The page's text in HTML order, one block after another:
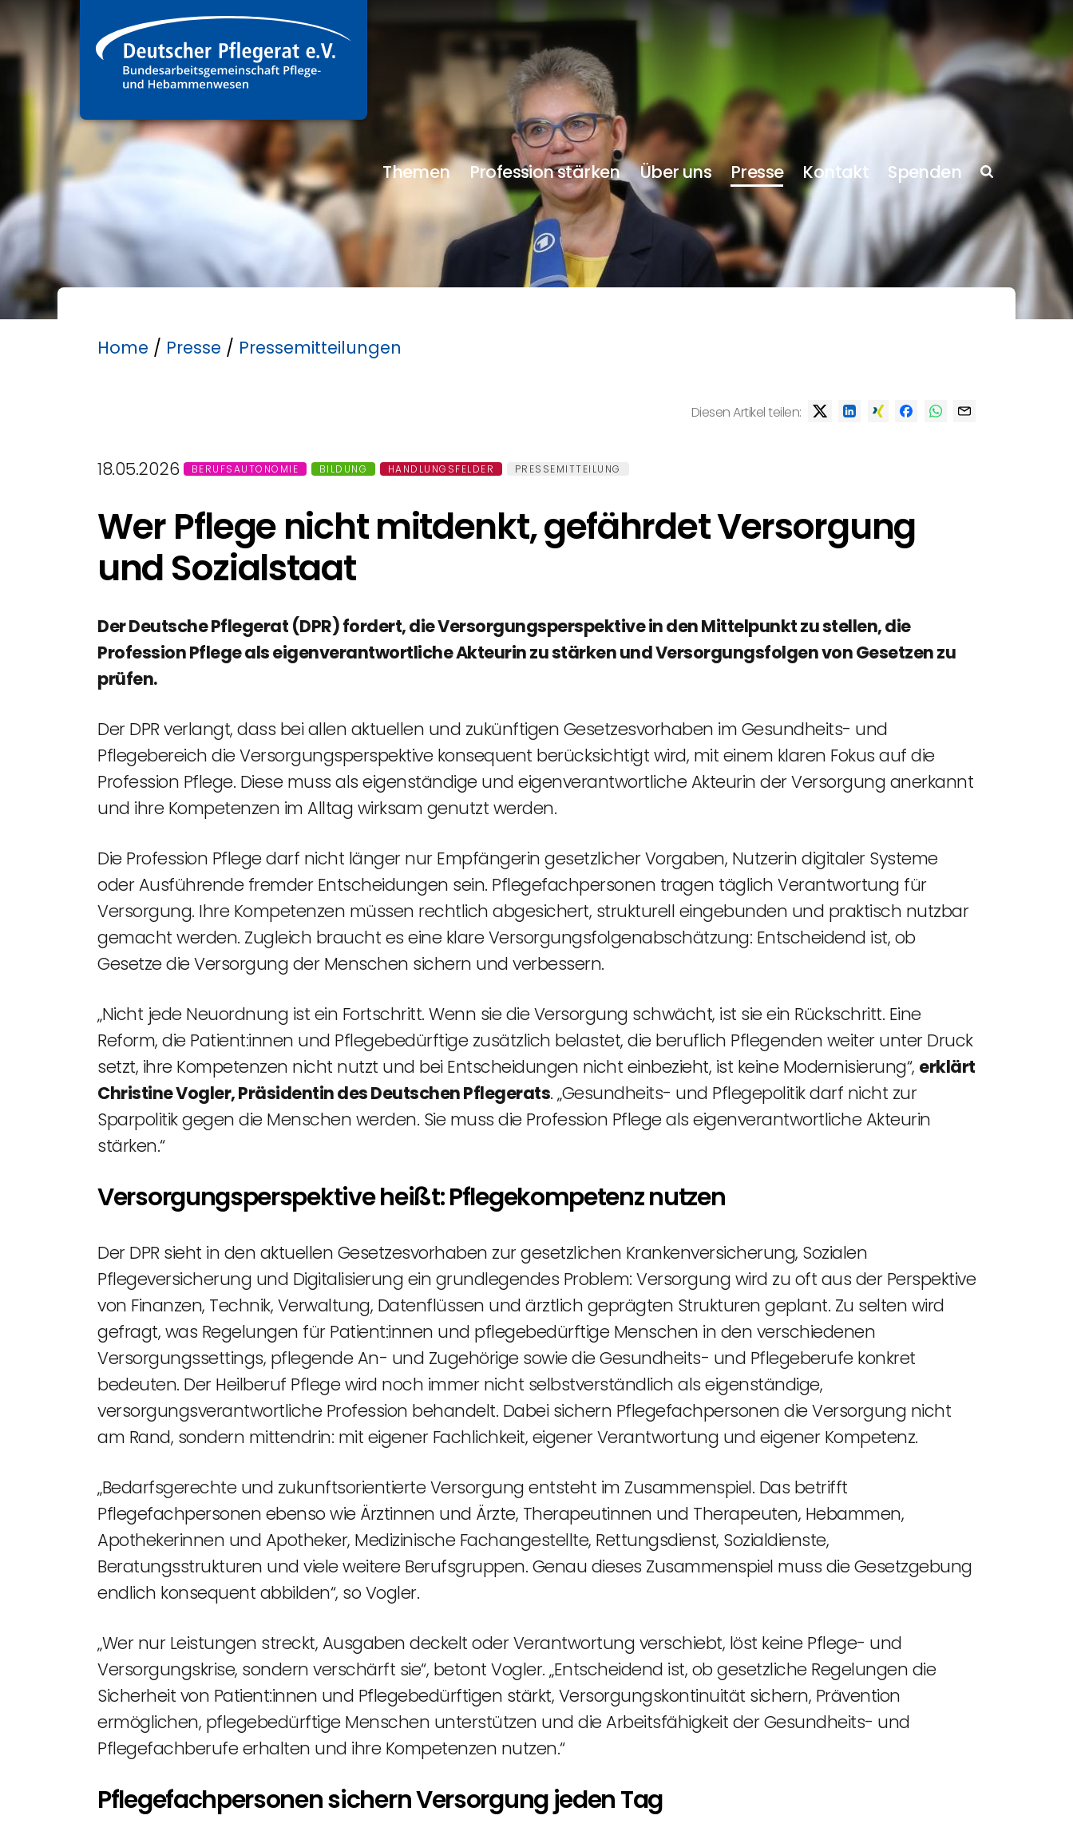
Themen Profession stärken Über uns Presse Kontakt Spenden
Home / Presse / Pressemitteilungen
Diesen Artikel teilen:
18.05.2026 BERUFSAUTONOMIE BILDUNG HANDLUNGSFELDER PRESSEMITTEILUNG
Wer Pflege nicht mitdenkt, gefährdet Versorgung
und Sozialstaat
Der Deutsche Pflegerat (DPR) fordert, die Versorgungsperspektive in den Mittelpunkt zu stellen, die
Profession Pflege als eigenverantwortliche Akteurin zu stärken und Versorgungsfolgen von Gesetzen zu
prüfen.
Der DPR verlangt, dass bei allen aktuellen und zukünftigen Gesetzesvorhaben im Gesundheits- und
Pflegebereich die Versorgungsperspektive konsequent berücksichtigt wird, mit einem klaren Fokus auf die
Profession Pflege. Diese muss als eigenständige und eigenverantwortliche Akteurin der Versorgung anerkannt
und ihre Kompetenzen im Alltag wirksam genutzt werden.
Die Profession Pflege darf nicht länger nur Empfängerin gesetzlicher Vorgaben, Nutzerin digitaler Systeme
oder Ausführende fremder Entscheidungen sein. Pflegefachpersonen tragen täglich Verantwortung für
Versorgung. Ihre Kompetenzen müssen rechtlich abgesichert, strukturell eingebunden und praktisch nutzbar
gemacht werden. Zugleich braucht es eine klare Versorgungsfolgenabschätzung: Entscheidend ist, ob
Gesetze die Versorgung der Menschen sichern und verbessern.
„Nicht jede Neuordnung ist ein Fortschritt. Wenn sie die Versorgung schwächt, ist sie ein Rückschritt. Eine
Reform, die Patient:innen und Pflegebedürftige zusätzlich belastet, die beruflich Pflegenden weiter unter Druck
setzt, ihre Kompetenzen nicht nutzt und bei Entscheidungen nicht einbezieht, ist keine Modernisierung“, erklärt
Christine Vogler, Präsidentin des Deutschen Pflegerats. „Gesundheits- und Pflegepolitik darf nicht zur
Sparpolitik gegen die Menschen werden. Sie muss die Profession Pflege als eigenverantwortliche Akteurin
stärken.“
Versorgungsperspektive heißt: Pflegekompetenz nutzen
Der DPR sieht in den aktuellen Gesetzesvorhaben zur gesetzlichen Krankenversicherung, Sozialen
Pflegeversicherung und Digitalisierung ein grundlegendes Problem: Versorgung wird zu oft aus der Perspektive
von Finanzen, Technik, Verwaltung, Datenflüssen und ärztlich geprägten Strukturen geplant. Zu selten wird
gefragt, was Regelungen für Patient:innen und pflegebedürftige Menschen in den verschiedenen
Versorgungssettings, pflegende An- und Zugehörige sowie die Gesundheits- und Pflegeberufe konkret
bedeuten. Der Heilberuf Pflege wird noch immer nicht selbstverständlich als eigenständige,
versorgungsverantwortliche Profession behandelt. Dabei sichern Pflegefachpersonen die Versorgung nicht
am Rand, sondern mittendrin: mit eigener Fachlichkeit, eigener Verantwortung und eigener Kompetenz.
„Bedarfsgerechte und zukunftsorientierte Versorgung entsteht im Zusammenspiel. Das betrifft
Pflegefachpersonen ebenso wie Ärztinnen und Ärzte, Therapeutinnen und Therapeuten, Hebammen,
Apothekerinnen und Apotheker, Medizinische Fachangestellte, Rettungsdienst, Sozialdienste,
Beratungsstrukturen und viele weitere Berufsgruppen. Genau dieses Zusammenspiel muss die Gesetzgebung
endlich konsequent abbilden“, so Vogler.
„Wer nur Leistungen streckt, Ausgaben deckelt oder Verantwortung verschiebt, löst keine Pflege- und
Versorgungskrise, sondern verschärft sie“, betont Vogler. „Entscheidend ist, ob gesetzliche Regelungen die
Sicherheit von Patient:innen und Pflegebedürftigen stärkt, Versorgungskontinuität sichern, Prävention
ermöglichen, pflegebedürftige Menschen unterstützen und die Arbeitsfähigkeit der Gesundheits- und
Pflegefachberufe erhalten und ihre Kompetenzen nutzen.“
Pflegefachpersonen sichern Versorgung jeden Tag